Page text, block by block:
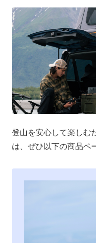
登山を安心して楽しむ
は、ぜひ以下の商品ペ